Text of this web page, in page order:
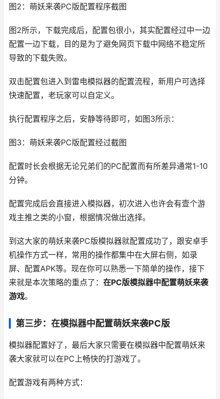
图2：萌妖来袭PC版配置程序截图
图2所示，下载完成后，配置包很小，其实配置经过中一边
配置一边下载，目的是为了避免网页下载中网络不稳定所
导致的下载失败。
双击配置包进入到雷电模拟器的配置流程，新用户可选择
快速配置，老玩家可以自定义。
执行配置程序之后，安静等待即可，如图3所示：
图3：萌妖来袭PC版配置经过截图
配置时长会根据无论兄弟们的PC配置而有所差异通常1-10
分钟。
配置完成后会直接进入模拟器，初次进入也许会有壹个游
戏主推之类的小窗，根据情况做出选择。
到这大家的萌妖来袭PC版模拟器就配置成功了，跟安卓手
机操作方式一样，常用的操作都集中在大屏右侧，如录
屏、配置APK等。现在你可以熟悉一下简单的操作，接下
来就是本次策略的重点了： 在PC版模拟器中配置萌妖来袭
游戏。
第三步：在模拟器中配置萌妖来袭PC版
模拟器配置好了，最后大家只需要在模拟器中配置萌妖来
袭大家就可以在PC上畅快的打游戏了。
配置游戏有两种方式：